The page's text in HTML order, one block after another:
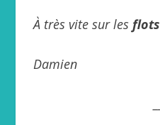
À très vite sur les flots
Damien